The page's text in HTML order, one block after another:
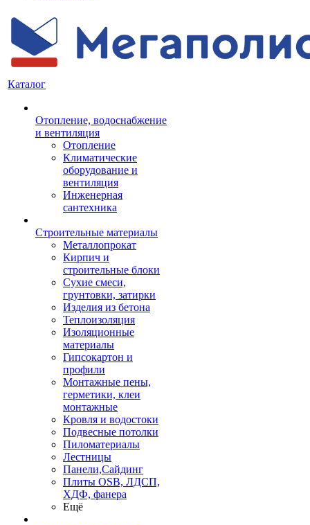
Каталог
Отопление, водоснабжение
и вентиляция
Отопление
Климатические
оборудование и
вентиляция
Инженерная
сантехника
Строительные материалы
Металлопрокат
Кирпич и
строительные блоки
Сухие смеси,
грунтовки, затирки
Изделия из бетона
Теплоизоляция
Изоляционные
материалы
Гипсокартон и
профили
Монтажные пены,
герметики, клеи
монтажные
Кровля и водостоки
Подвесные потолки
Пиломатериалы
Лестницы
Панели,Сайдинг
Плиты OSB, ЛДСП,
ХДФ, фанера
Ещё